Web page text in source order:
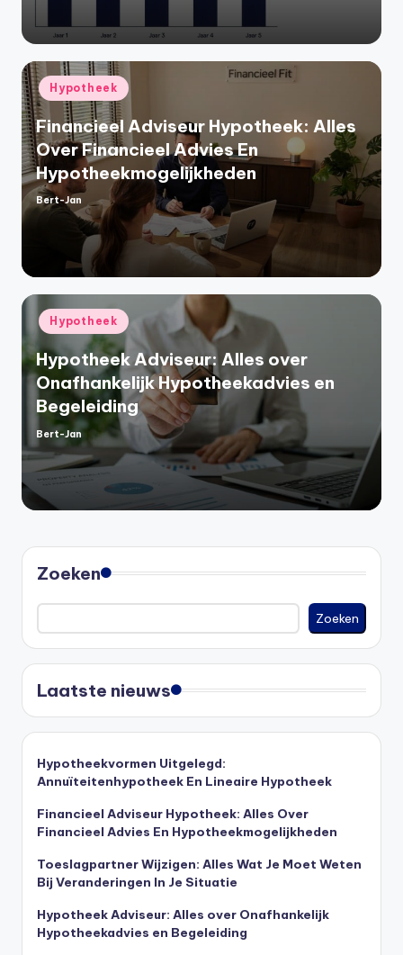
Geplaatst
in
Hypotheek
Financieel Adviseur Hypotheek: Alles
Over Financieel Advies En
Hypotheekmogelijkheden
Geplaatst
Bert-Jan
Geplaatst
in
Hypotheek
Hypotheek Adviseur: Alles over
Onafhankelijk Hypotheekadvies en
Begeleiding
Geplaatst
door
Bert-Jan
Zoeken
Zoeken
Laatste nieuws
Hypotheekvormen Uitgelegd:
Annuïteitenhypotheek En Lineaire Hypotheek
Financieel Adviseur Hypotheek: Alles Over
Financieel Advies En Hypotheekmogelijkheden
Toeslagpartner Wijzigen: Alles Wat Je Moet Weten
Bij Veranderingen In Je Situatie
Hypotheek Adviseur: Alles over Onafhankelijk
Hypotheekadvies en Begeleiding